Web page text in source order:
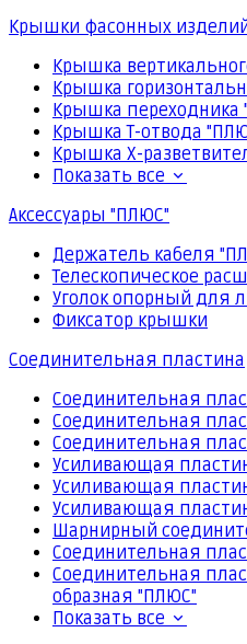
Крышки фасонных
Крышка
Крышка
Крышка переходника
Крышка Т-отвода
Крышка Х-
Показать все
Аксессуары "ПЛЮС"
Держатель кабеля
Телескопическое
Уголок опорный для
Фиксатор крышки
Соединительная пластина
Соединительная
Соединительная
Соединительная
Усиливающая
Усиливающая
Усиливающая
Шарнирный
Соединительная
Соединительная
образная "ПЛЮС"
Показать все